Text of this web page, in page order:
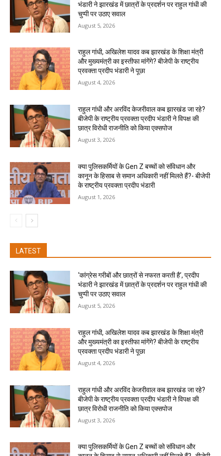
भंडारी ने झारखंड में छात्रों के प्रदर्शन पर राहुल गांधी की
चुप्पी पर उठाए सवाल
August 5, 2026
राहुल गांधी, अखिलेश यादव कब झारखंड के शिक्षा मंत्री
और मुख्यमंत्री का इस्तीफा मांगेंगे? बीजेपी के राष्ट्रीय
प्रवक्ता प्रदीप भंडारी ने पूछा
August 4, 2026
राहुल गांधी और अरविंद केजरीवाल कब झारखंड जा रहे?
बीजेपी के राष्ट्रीय प्रवक्ता प्रदीप भंडारी ने विपक्ष की
छात्र विरोधी राजनीति को किया एक्सपोज
August 3, 2026
क्या पुलिसकर्मियों के Gen Z बच्चों को संविधान और
कानून के हिसाब से समान अधिकारी नहीं मिलते हैं?- बीजेपी
के राष्ट्रीय प्रवक्ता प्रदीप भंडारी
August 1, 2026
LATEST
‘कांग्रेस गरीबों और छात्रों से नफरत करती है’, प्रदीप
भंडारी ने झारखंड में छात्रों के प्रदर्शन पर राहुल गांधी की
चुप्पी पर उठाए सवाल
August 5, 2026
राहुल गांधी, अखिलेश यादव कब झारखंड के शिक्षा मंत्री
और मुख्यमंत्री का इस्तीफा मांगेंगे? बीजेपी के राष्ट्रीय
प्रवक्ता प्रदीप भंडारी ने पूछा
August 4, 2026
राहुल गांधी और अरविंद केजरीवाल कब झारखंड जा रहे?
बीजेपी के राष्ट्रीय प्रवक्ता प्रदीप भंडारी ने विपक्ष की
छात्र विरोधी राजनीति को किया एक्सपोज
August 3, 2026
क्या पुलिसकर्मियों के Gen Z बच्चों को संविधान और